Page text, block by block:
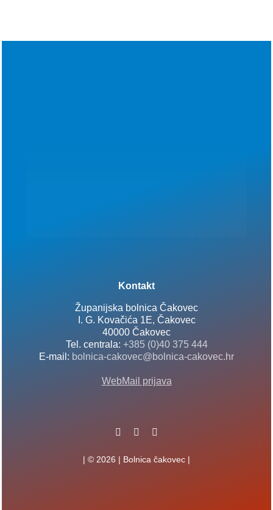
Kontakt
Županijska bolnica Čakovec
I. G. Kovačića 1E, Čakovec
40000 Čakovec
Tel. centrala: +385 (0)40 375 444
E-mail: bolnica-cakovec@bolnica-cakovec.hr
WebMail prijava
| © 2026 | Bolnica čakovec |